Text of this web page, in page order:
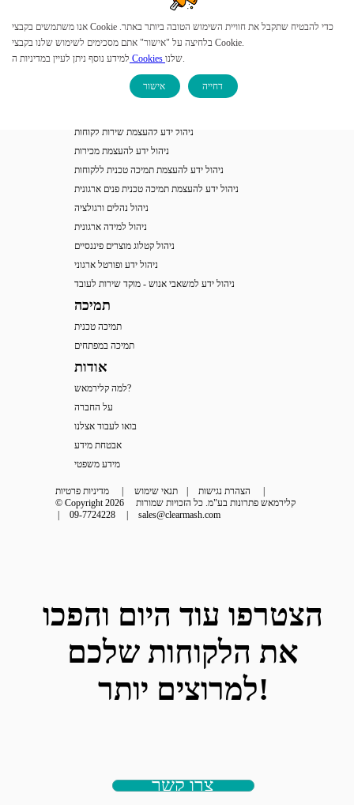
תוכנה וחומרה
מוצרי צריכה וקמעונאות
ניהול ידע להעצמת שירות לקוחות
ניהול ידע להעצמת מכירות
ניהול ידע להעצמת תמיכה טכנית ללקוחות
ניהול ידע להעצמת תמיכה טכנית פנים ארגונית
ניהול נהלים ורגולציה
ניהול למידה ארגונית
ניהול קטלוג מוצרים פיננסיים
ניהול ידע ופורטל ארגוני
ניהול ידע למשאבי אנוש - מוקד שירות לעובד
תמיכה
תמיכה טכנית
תמיכה במפתחים
אודות
למה קלירמאש?
על החברה
בואו לעבוד אצלנו
אבטחת מידע
מידע משפטי
מדיניות פרטיות תנאי שימוש הצהרת נגישות
© Copyright 2026
קלירמאש פתרונות בע"מ. כל הזכויות שמורות
09-7724228 sales@clearmash.com
הצטרפו עוד היום והפכו
את הלקוחות שלכם
למרוצים יותר!
צרו קשר
אנו משתמשים בקבצי Cookie כדי להבטיח שתקבל את חוויית השימוש הטובה ביותר באתר.
בלחיצה על "אישור" אתם מסכימים לשימוש שלנו בקבצי Cookie.
למידע נוסף ניתן לעיין במדיניות ה Cookies שלנו.
אישור דחייה